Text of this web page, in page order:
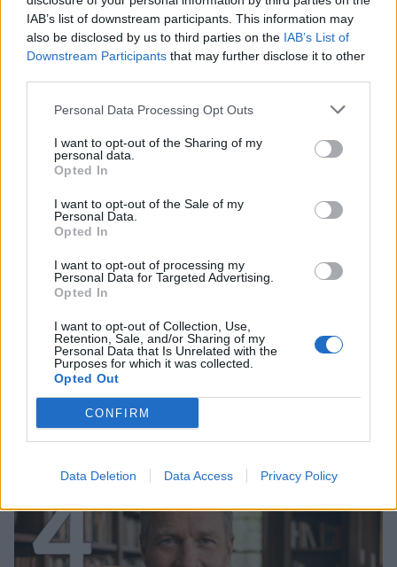
IAB’s list of downstream participants. This information may
also be disclosed by us to third parties on the IAB’s List of
Downstream Participants that may further disclose it to other
Personal Data Processing Opt Outs
I want to opt-out of the Sharing of my
personal data.
Opted In
I want to opt-out of the Sale of my
Personal Data.
Opted In
I want to opt-out of processing my
Personal Data for Targeted Advertising.
Opted In
I want to opt-out of Collection, Use,
Retention, Sale, and/or Sharing of my
Personal Data that Is Unrelated with the
Purposes for which it was collected.
Opted Out
CONFIRM
Data Deletion Data Access Privacy Policy
etälääkärin
sairauslomatodistuksia – neljälle
ei maksettu sairausajan palkkaa
3
VIIHDEUUTISET
IIro Rantala kruunasi Eppu
Normaalin jäähyväiset – ylilyönti
kuitenkin tyrmistytti
4